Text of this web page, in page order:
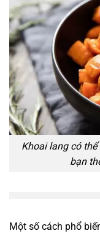
Khoai lang có
bạn
Một số cách phổ